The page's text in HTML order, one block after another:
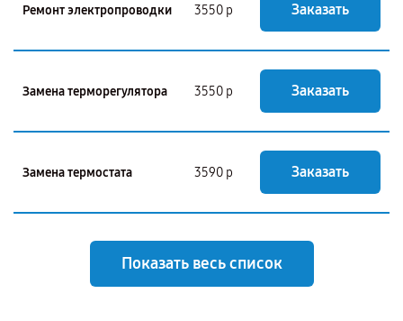
Ремонт электропроводки 3550 р Заказать
Замена терморегулятора 3550 р Заказать
Замена термостата 3590 р Заказать
Показать весь список